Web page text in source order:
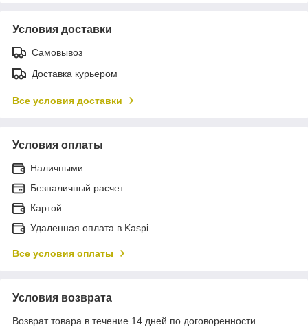
Условия доставки
Самовывоз
Доставка курьером
Все условия доставки
Условия оплаты
Наличными
Безналичный расчет
Картой
Удаленная оплата в Kaspi
Все условия оплаты
Условия возврата
Возврат товара в течение 14 дней по договоренности